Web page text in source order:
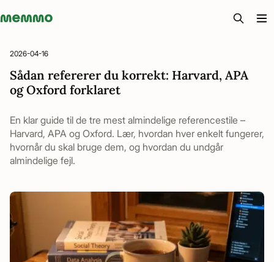
Memmo - AI-verktyg och digital kurslitteratur
2026-04-16
Sådan refererer du korrekt: Harvard, APA
og Oxford forklaret
En klar guide til de tre mest almindelige referencestile –
Harvard, APA og Oxford. Lær, hvordan hver enkelt fungerer,
hvornår du skal bruge dem, og hvordan du undgår
almindelige fejl.